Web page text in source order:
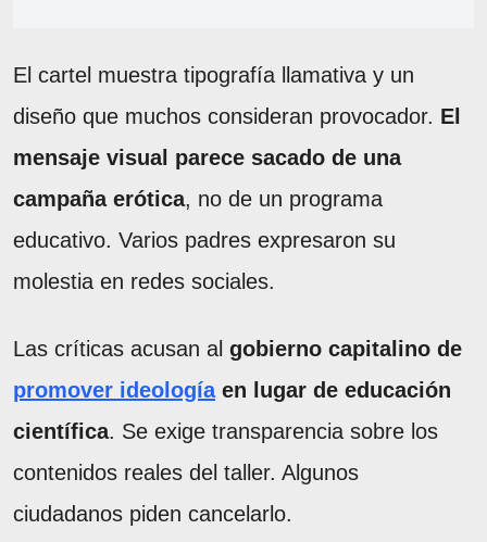
El cartel muestra tipografía llamativa y un
diseño que muchos consideran provocador. El
mensaje visual parece sacado de una
campaña erótica, no de un programa
educativo. Varios padres expresaron su
molestia en redes sociales.
Las críticas acusan al gobierno capitalino de
promover ideologíaen lugar de educación
científica. Se exige transparencia sobre los
contenidos reales del taller. Algunos
ciudadanos piden cancelarlo.